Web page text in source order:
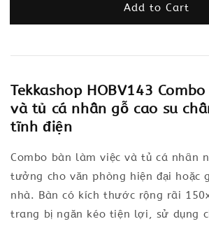
Add to Cart
Tekkashop HOBV143
và tủ cá nhân gỗ cao su
tĩnh điện
Combo bàn làm việc và tủ cá nhân
tưởng cho văn phòng hiện đại hoặc
nhà. Bàn có kích thước rộng rãi
trang bị ngăn kéo tiện lợi, sử dụng